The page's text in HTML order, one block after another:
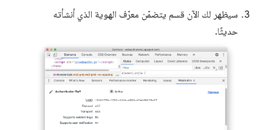
سيظهر لك الآن قسم يتضمّن معرّف الهوية الذي أنشأته
حديثًا.